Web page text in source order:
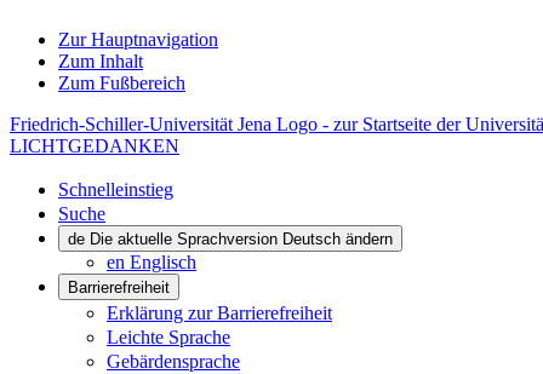
Zur Hauptnavigation
Zum Inhalt
Zum Fußbereich
Friedrich-Schiller-Universität Jena Logo - zur Startseite der
LICHTGEDANKEN
Schnelleinstieg
Suche
de Die aktuelle Sprachversion Deutsch ändern
en Englisch
Barrierefreiheit
Erklärung zur Barrierefreiheit
Leichte Sprache
Gebärdensprache